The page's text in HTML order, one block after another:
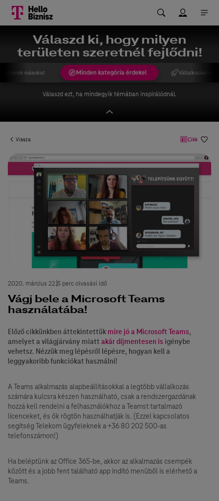
Válaszd ki, hogy milyen
területen szeretnél fejlődni!
Minden kategória érdekel Vállalkozást
másokat
Válaszd ezt, ha mindegyik témában inspirálódnál.
Vissza Cikk
Vágj bele a Microsoft Teams
használatába!
2020. március 22.5 perc olvasási idő
Előző cikkünkben áttekintettük mire jó a Microsoft Teams,
amelyet a világjárvány miattakár díjmentesen is igénybe
vehetsz. Nézzük meg lépésről lépésre, hogyan kell a
leggyakoribb funkciókat használni!
A Teams alkalmazás alapbeállításokkal a legtöbb vállalkozás
számára kulcsra készen használható, csak a rendszergazdának
hozzá kell rendelni a felhasználókhoz a Teamst tartalmazó
licenceket, és ők rögtön használhatják is. (Ezzel kapcsolatos
segítség Telekom ügyfeleknek a +36 80 202 500-as
telefonszámon!)
Ha beléptünk az Office 365-be, akkor az alkalmazás csempék
között és a jobb fent található app indító menüből is elérhető a
Teams.